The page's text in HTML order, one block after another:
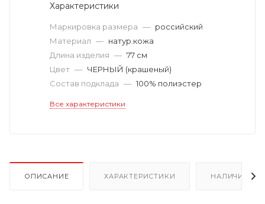
Характеристики
Маркировка размера — российский
Материал — натур.кожа
Длина изделия — 77 см
Цвет — ЧЕРНЫЙ (крашеный)
Состав подклада — 100% полиэстер
Все характеристики
ОПИСАНИЕ ХАРАКТЕРИСТИКИ НАЛИЧИЕ